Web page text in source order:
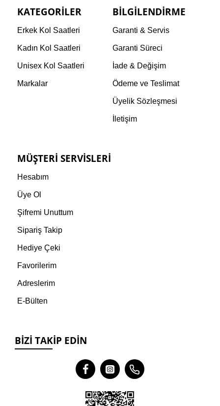
KATEGORILER
Erkek Kol Saatleri
Kadın Kol Saatleri
Unisex Kol Saatleri
Markalar
BILGILENDIRME
Garanti & Servis
Garanti Süreci
İade & Değişim
Ödeme ve Teslimat
Üyelik Sözleşmesi
İletişim
MÜŞTERI SERVISLERI
Hesabım
Üye Ol
Şifremi Unuttum
Sipariş Takip
Hediye Çeki
Favorilerim
Adreslerim
E-Bülten
BIZI TAKIP EDIN